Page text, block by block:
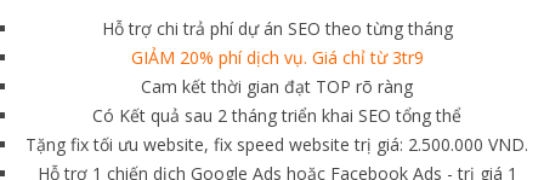
Hỗ trợ chi trả phí dự án SEO theo từng tháng
GIẢM 20% phí dịch vụ. Giá chỉ từ 3tr9
Cam kết thời gian đạt TOP rõ ràng
Có Kết quả sau 2 tháng triển khai SEO tổng thể
Tặng fix tối ưu website, fix speed website trị giá: 2.500.000 VND.
Hỗ trợ 1 chiến dịch Google Ads hoặc Facebook Ads - trị giá 1